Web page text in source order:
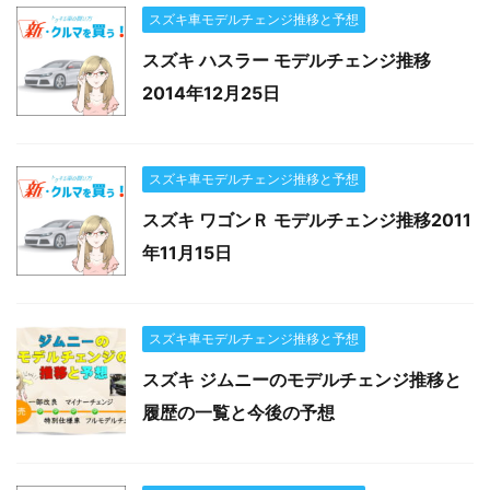
スズキ車モデルチェンジ推移と予想
スズキ ハスラー モデルチェンジ推移
2014年12月25日
スズキ車モデルチェンジ推移と予想
スズキ ワゴンＲ モデルチェンジ推移2011
年11月15日
スズキ車モデルチェンジ推移と予想
スズキ ジムニーのモデルチェンジ推移と
履歴の一覧と今後の予想